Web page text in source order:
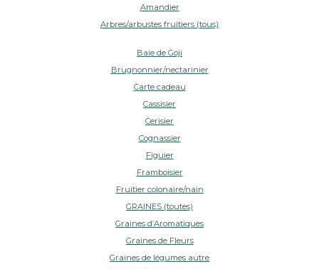
Amandier
Arbres/arbustes fruitiers (tous)
Baie de Goji
Brugnonnier/nectarinier
Carte cadeau
Cassisier
Cerisier
Cognassier
Figuier
Framboisier
Fruitier colonaire/nain
GRAINES (toutes)
Graines d’Aromatiques
Graines de Fleurs
Graines de légumes autre